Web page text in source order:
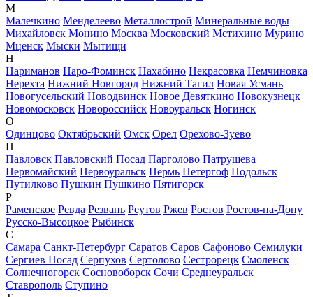
М
Малечкино Менделеево Металлострой Минеральные воды
Михайловск Монино Москва Московский Мстихино Мурино
Мценск Мыски Мытищи
Н
Нариманов Наро-Фоминск Нахабино Некрасовка Немчиновка
Нерехта Нижний Новгород Нижний Тагил Новая Усмань
Новогусельский Новодвинск Новое Девяткино Новокузнецк
Новомосковск Новороссийск Новоуральск Ногинск
О
Одинцово Октябрьский Омск Орел Орехово-Зуево
П
Павловск Павловский Посад Парголово Патрушева
Первомайский Первоуральск Пермь Петергоф Подольск
Путилково Пушкин Пушкино Пятигорск
Р
Раменское Ревда Резвань Реутов Ржев Ростов Ростов-на-Дону
Русско-Высоцкое Рыбинск
С
Самара Санкт-Петербург Саратов Саров Сафоново Семилуки
Сергиев Посад Серпухов Сертолово Сестрорецк Смоленск
Солнечногорск Сосновоборск Сочи Среднеуральск
Ставрополь Ступино